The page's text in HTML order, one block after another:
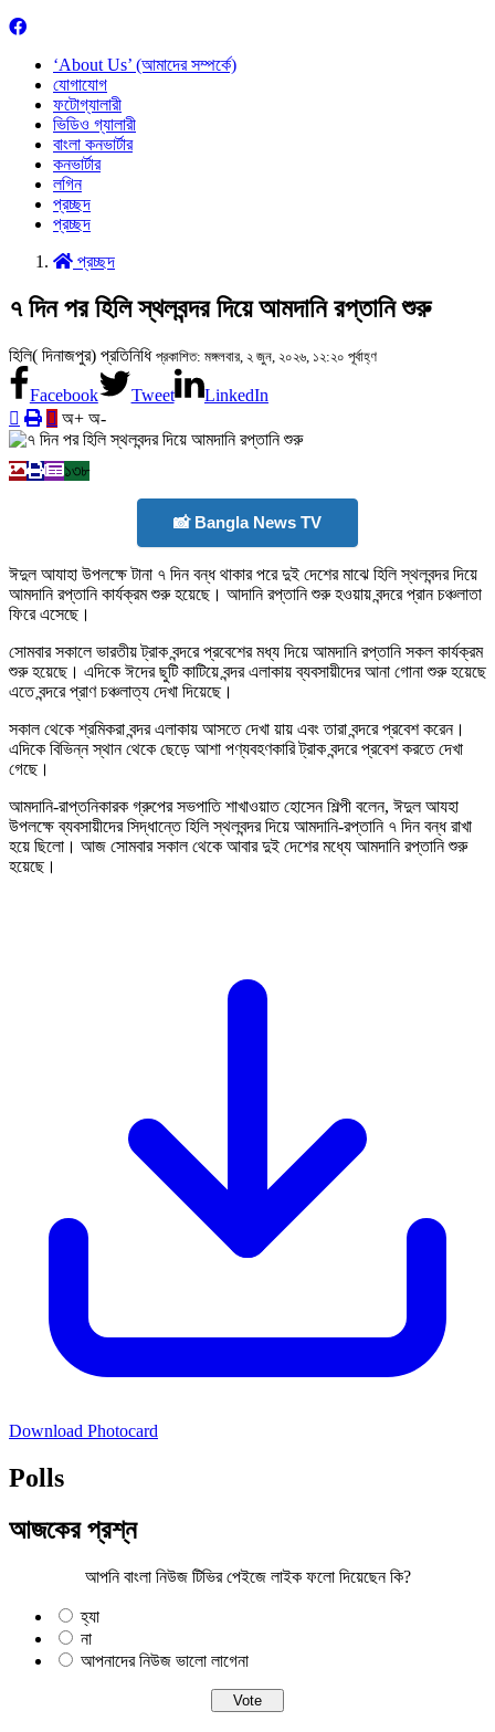
‘About Us’ (আমাদের সম্পর্কে)
যোগাযোগ
ফটোগ্যালারী
ভিডিও গ্যালারী
বাংলা কনভার্টার
কনভার্টার
লগিন
প্রচ্ছদ
প্রচ্ছদ
প্রচ্ছদ
৭ দিন পর হিলি স্থলবন্দর দিয়ে আমদানি রপ্তানি শুরু
হিলি( দিনাজপুর) প্রতিনিধি প্রকাশিত: মঙ্গলবার, ২ জুন, ২০২৬, ১২:২০ পূর্বাহ্ণ
Facebook Tweet
LinkedIn
অ+ অ-
১৩৮
📸 Bangla News TV
ঈদুল আযাহা উপলক্ষে টানা ৭ দিন বন্ধ থাকার পরে দুই দেশের মাঝে হিলি স্থলবন্দর দিয়ে
আমদানি রপ্তানি কার্যক্রম শুরু হয়েছে। আদানি রপ্তানি শুরু হওয়ায় বন্দরে প্রান চঞ্চলাতা
ফিরে এসেছে।
সোমবার সকালে ভারতীয় ট্রাক বন্দরে প্রবেশের মধ্য দিয়ে আমদানি রপ্তানি সকল কার্যক্রম
শুরু হয়েছে। এদিকে ঈদের ছুটি কাটিয়ে বন্দর এলাকায় ব্যবসায়ীদের আনা গোনা শুরু হয়েছে
এতে বন্দরে প্রাণ চঞ্চলাত্য দেখা দিয়েছে।
সকাল থেকে শ্রমিকরা বন্দর এলাকায় আসতে দেখা য়ায় এবং তারা বন্দরে প্রবেশ করেন।
এদিকে বিভিন্ন স্থান থেকে ছেড়ে আশা পণ্যবহণকারি ট্রাক বন্দরে প্রবেশ করতে দেখা
গেছে।
আমদানি-রাপ্তনিকারক গ্রুপের সভপাতি শাখাওয়াত হোসেন শিল্পী বলেন, ঈদুল আযহা
উপলক্ষে ব্যবসায়ীদের সিদ্ধান্তে হিলি স্থলবন্দর দিয়ে আমদানি-রপ্তানি ৭ দিন বন্ধ রাখা
হয়ে ছিলো। আজ সোমবার সকাল থেকে আবার দুই দেশের মধ্যে আমদানি রপ্তানি শুরু
হয়েছে।
Download Photocard
Polls
আজকের প্রশ্ন
আপনি বাংলা নিউজ টিভির পেইজে লাইক ফলো দিয়েছেন কি?
হ্যা
না
আপনাদের নিউজ ভালো লাগেনা